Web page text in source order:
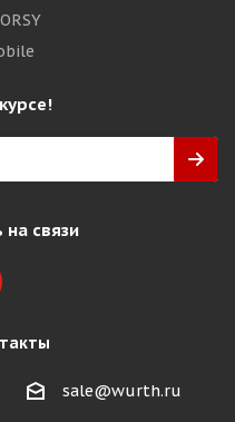
на связи
sale@wurth.ru